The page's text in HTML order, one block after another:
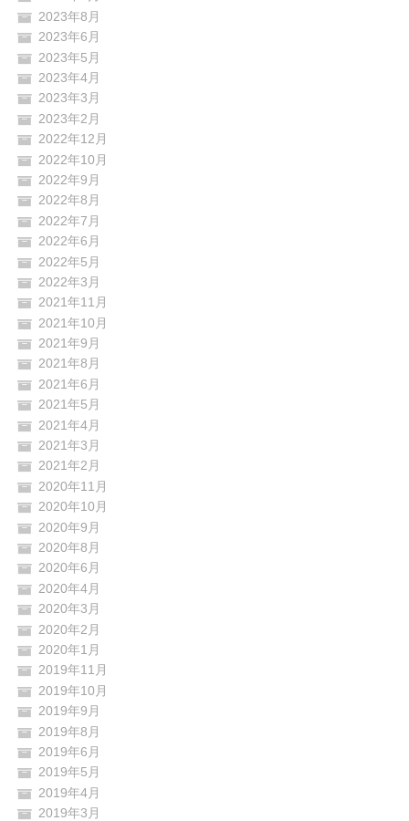
2023年8月
2023年6月
2023年5月
2023年4月
2023年3月
2023年2月
2022年12月
2022年10月
2022年9月
2022年8月
2022年7月
2022年6月
2022年5月
2022年3月
2021年11月
2021年10月
2021年9月
2021年8月
2021年6月
2021年5月
2021年4月
2021年3月
2021年2月
2020年11月
2020年10月
2020年9月
2020年8月
2020年6月
2020年4月
2020年3月
2020年2月
2020年1月
2019年11月
2019年10月
2019年9月
2019年8月
2019年6月
2019年5月
2019年4月
2019年3月